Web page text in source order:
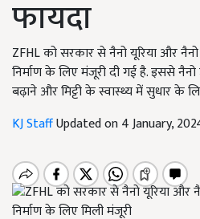
फायदा
ZFHL को सरकार से नैनो यूरिया और
निर्माण के लिए मंजूरी दी गई है. इससे
बढ़ाने और मिट्टी के स्वास्थ्य में सुधार के
KJ StaffUpdated on 4 January,